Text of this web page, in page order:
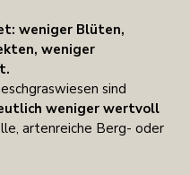
weniger Blüten,
weniger
sind
weniger wertvoll
artenreiche Berg- oder